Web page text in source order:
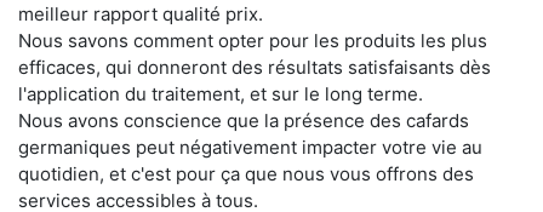
meilleur rapport qualité prix.
Nous savons comment opter pour les produits les plus
efficaces, qui donneront des résultats satisfaisants dès
l'application du traitement, et sur le long terme.
Nous avons conscience que la présence des cafards
germaniques peut négativement impacter votre vie au
quotidien, et c'est pour ça que nous vous offrons des
services accessibles à tous.